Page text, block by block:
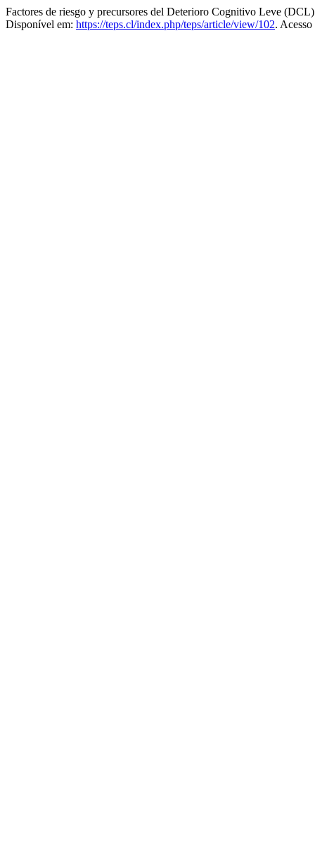
Factores de riesgo y precursores del Deterioro Cognitivo Leve
Disponível em: https://teps.cl/index.php/teps/article/view/102.